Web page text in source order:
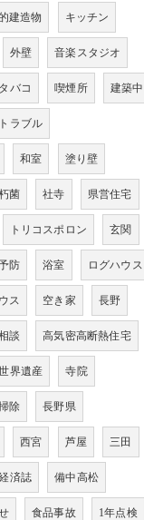
建造物 キッチン
外壁 音楽スタジオ
タバコ 喫煙所 建築中
トラブル
和室 塗り壁
菌 社寺 県営住宅
トリコスポロン 玄関
防 浴室 ログハウス
ス 空き家 長野
談 高気密高断熱住宅
界遺産 寺院
除 長野県
西宮 芦屋 三田
済誌 備中高松
食品事故 1年点検